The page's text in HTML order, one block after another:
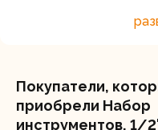
металлическими
Ключ трещоточный:
Ключ трещоточный:
Головки торцевые 1/
Покупатели,
приобрели Набор
инструментов, 1/